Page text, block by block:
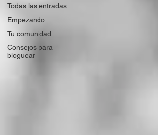
Todas las entradas
Empezando
Tu comunidad
Consejos para
bloguear